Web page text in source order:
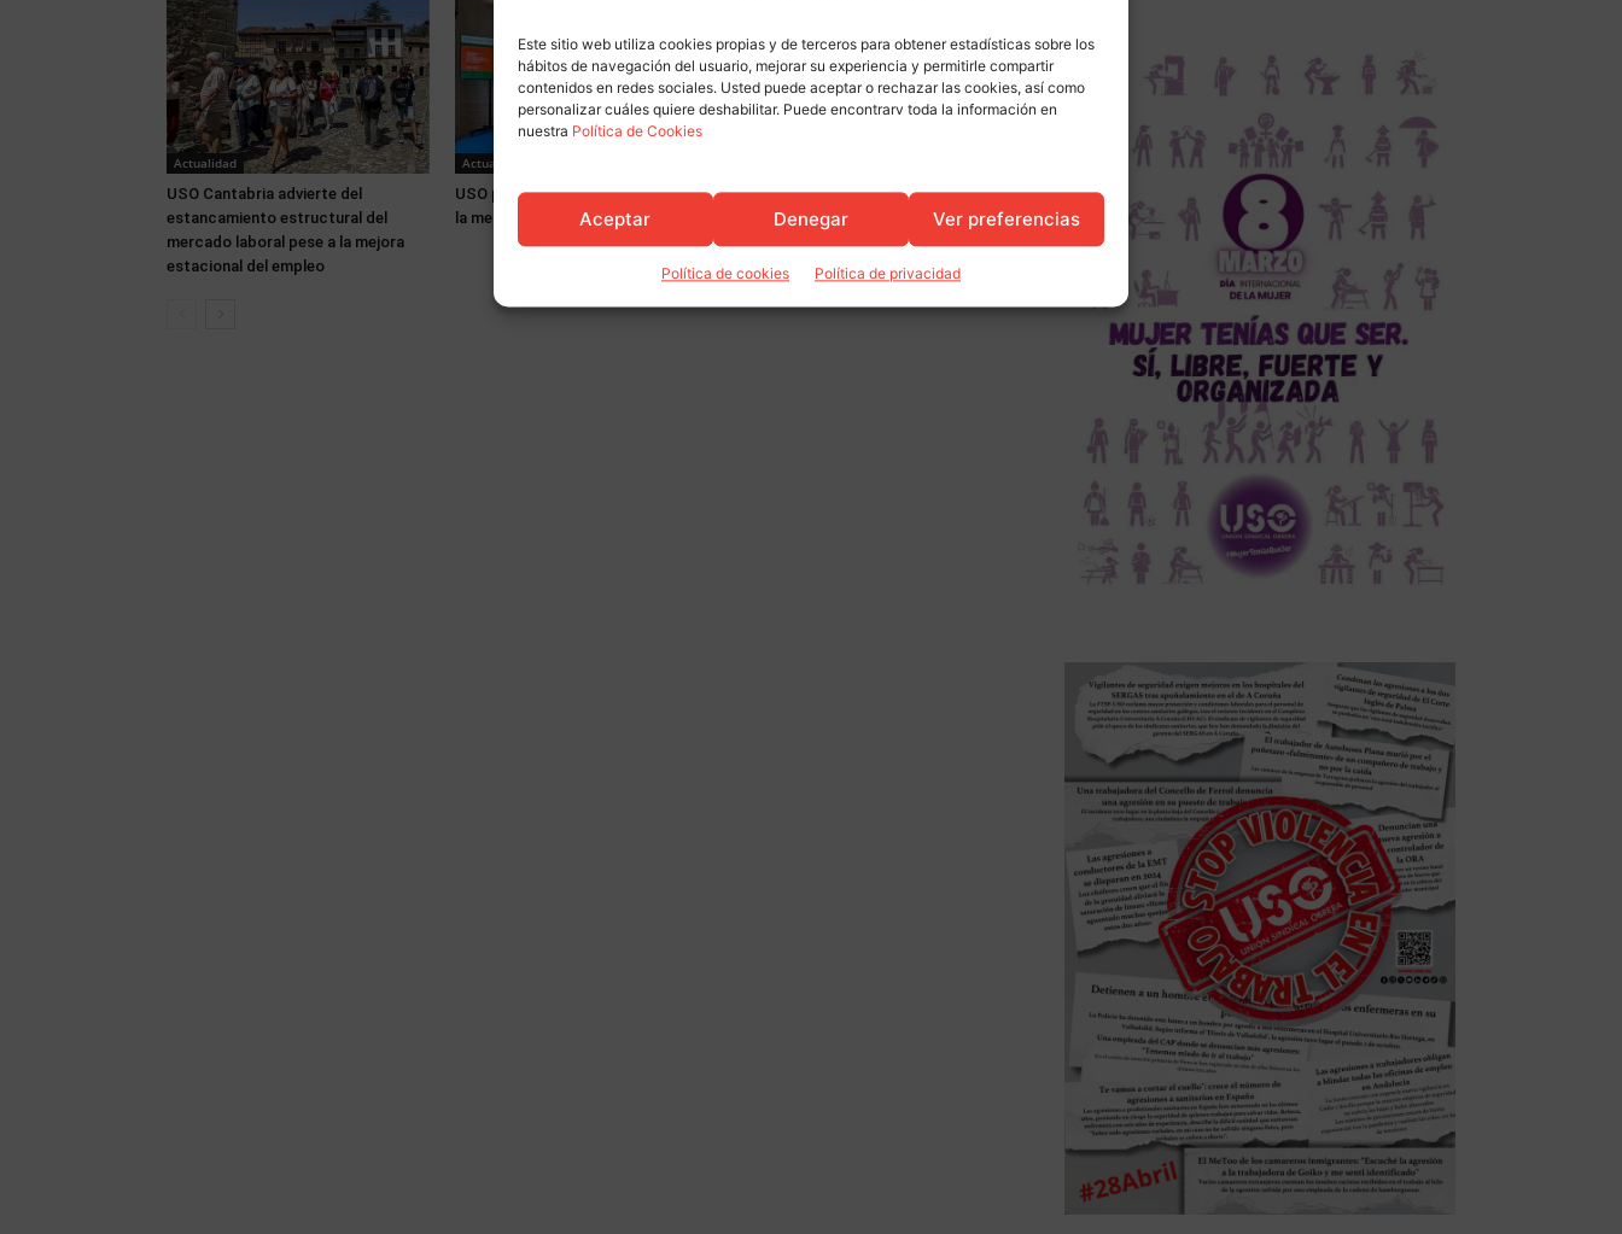
Este sitio web utiliza cookies propias y de terceros para obtener estadísticas sobre los
hábitos de navegación del usuario, mejorar su experiencia y permitirle compartir
contenidos en redes sociales. Usted puede aceptar o rechazar las cookies, así como
personalizar cuáles quiere deshabilitar. Puede encontrarv toda la información en
nuestra Política de Cookies
Aceptar Denegar Ver preferencias
Política de cookies Política de privacidad
Actualidad
USO Cantabria advierte del
estancamiento estructural del
mercado laboral pese a la mejora
estacional del empleo
Actualidad
USO participa en la presentación de
la memoria del CES en la UIMP
La expectativa de un verano de
récord tira con fuerza del empleo
estacional